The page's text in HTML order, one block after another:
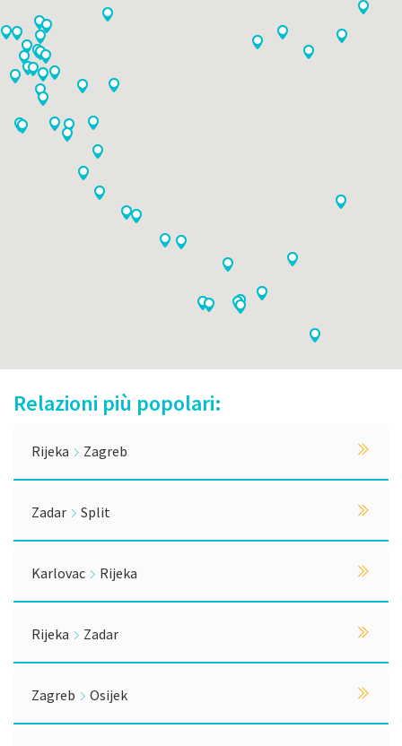
Relazioni più popolari:
Rijeka Zagreb
Zadar Split
Karlovac Rijeka
Rijeka Zadar
Zagreb Osijek